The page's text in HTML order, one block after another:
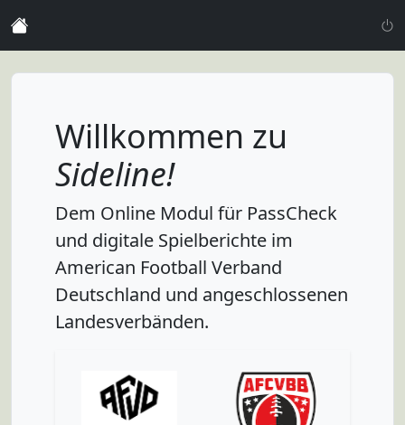
Willkommen zu
Sideline!
Dem Online Modul für PassCheck
und digitale Spielberichte im
American Football Verband
Deutschland und angeschlossenen
Landesverbänden.